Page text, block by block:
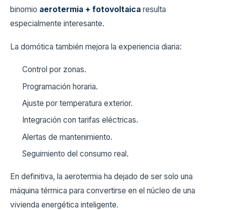
binomio aerotermia + fotovoltaica resulta
especialmente interesante.
La domótica también mejora la experiencia diaria:
Control por zonas.
Programación horaria.
Ajuste por temperatura exterior.
Integración con tarifas eléctricas.
Alertas de mantenimiento.
Seguimiento del consumo real.
En definitiva, la aerotermia ha dejado de ser solo una
máquina térmica para convertirse en el núcleo de una
vivienda energética inteligente.